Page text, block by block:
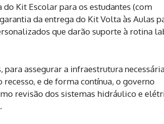
Kit Escolar para os estudantes (com
da entrega do Kit Volta às Aulas
que darão suporte à rotina
para assegurar a infraestrutura
e de forma contínua, o governo
revisão dos sistemas hidráulico e